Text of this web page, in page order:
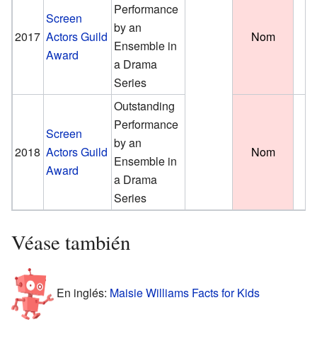
2017
Screen
Actors Guild
Award
Performance
by an
Ensemble in
a Drama
Series
Nom
2018
Screen
Actors Guild
Award
Outstanding
Performance
by an
Ensemble in
a Drama
Series
Nom
Véase también
En inglés: Maisie Williams Facts for Kids